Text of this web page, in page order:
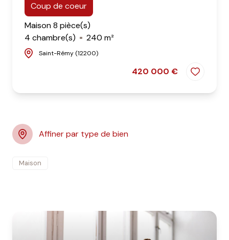
Coup de coeur
Maison 8 pièce(s)
4 chambre(s)
240 m²
Saint-Rémy (12200)
420 000 €
Affiner par type de bien
Maison